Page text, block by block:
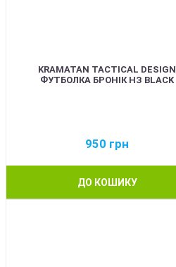
KRAMATAN TACTICAL DESIGN
ФУТБОЛКА БРОНІК НЗ BLACK
950 грн
ДО КОШИКУ